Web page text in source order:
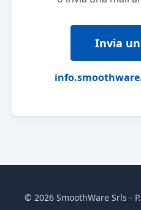
Invia
© 2026 SmoothWare Srls -